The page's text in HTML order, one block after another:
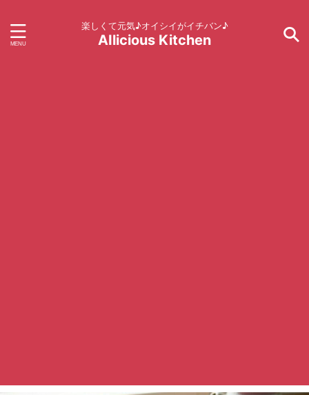
楽しくて元気♪オイシイがイチバン♪
AIlicious Kitchen